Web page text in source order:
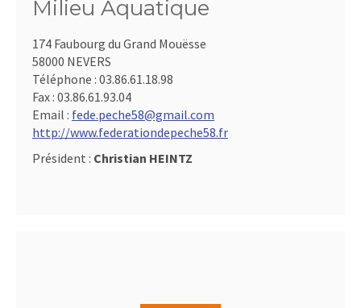
Milieu Aquatique
174 Faubourg du Grand Mouësse
58000 NEVERS
Téléphone : 03.86.61.18.98
Fax : 03.86.61.93.04
Email : fede.peche58@gmail.com
http://www.federationdepeche58.fr
Président : Christian HEINTZ